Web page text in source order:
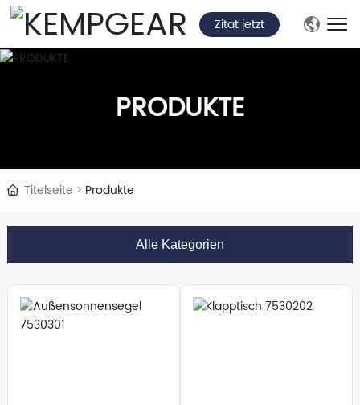
Zitat jetzt
PRODUKTE
Titelseite Produkte
Alle Kategorien